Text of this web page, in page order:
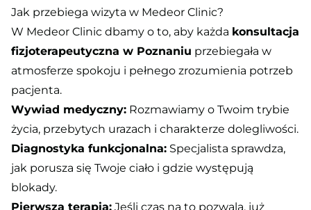
Jak przebiega wizyta w Medeor Clinic?
W Medeor Clinic dbamy o to, aby każda konsultacja
fizjoterapeutyczna w Poznaniu przebiegała w
atmosferze spokoju i pełnego zrozumienia potrzeb
pacjenta.
Wywiad medyczny: Rozmawiamy o Twoim trybie
życia, przebytych urazach i charakterze dolegliwości.
Diagnostyka funkcjonalna: Specjalista sprawdza,
jak porusza się Twoje ciało i gdzie występują
blokady.
Pierwsza terapia: Jeśli czas na to pozwala, już